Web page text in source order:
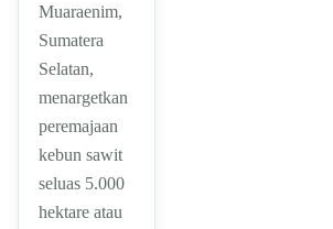
Muaraenim,
Sumatera
Selatan,
menargetkan
peremajaan
kebun sawit
seluas 5.000
hektare atau